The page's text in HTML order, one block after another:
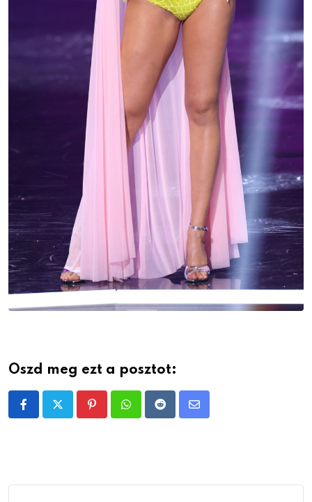
Oszd meg ezt a posztot:
PinterestWhatsappRedditShare